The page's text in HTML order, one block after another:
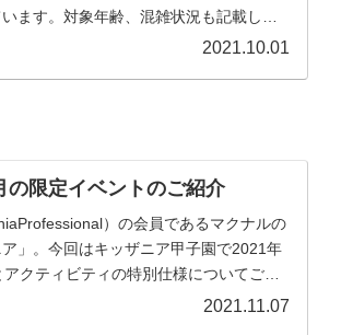
ます。対象年齢、混雑状況も記載した
、お得な情報等を記載しています。
2021.10.01
限定イベントのご紹介
）の会員であるマクナルの
」。今回はキッザニア甲子園で2021年
クティビティの特別仕様についてご紹
2021.11.07